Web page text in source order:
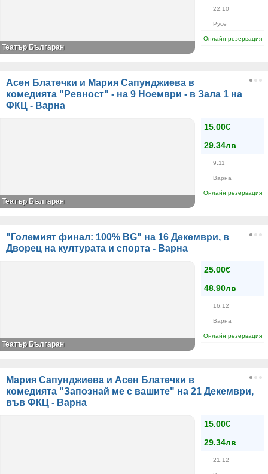
22.10
Русе
Онлайн резервация
Театър Българан
Асен Блатечки и Мария Сапунджиева в
комедията "Ревност" - на 9 Ноември - в Зала 1 на
ФКЦ - Варна
15.00€
29.34лв
9.11
Варна
Онлайн резервация
Театър Българан
"Големият финал: 100% BG" на 16 Декември, в
Дворец на културата и спорта - Варна
25.00€
48.90лв
16.12
Варна
Онлайн резервация
Театър Българан
Мария Сапунджиева и Асен Блатечки в
комедията "Запознай ме с вашите" на 21 Декември,
във ФКЦ - Варна
15.00€
29.34лв
21.12